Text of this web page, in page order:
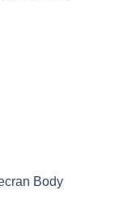
Body